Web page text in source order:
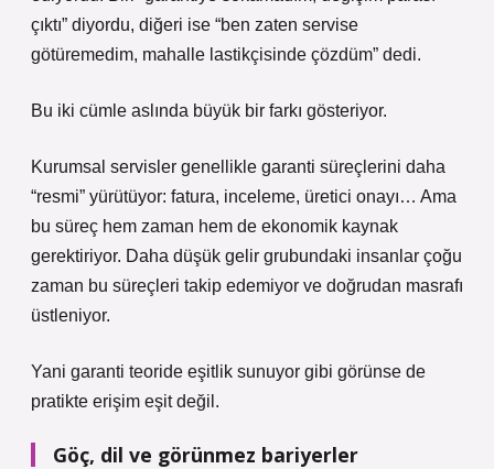
çıktı” diyordu, diğeri ise “ben zaten servise
götüremedim, mahalle lastikçisinde çözdüm” dedi.
Bu iki cümle aslında büyük bir farkı gösteriyor.
Kurumsal servisler genellikle garanti süreçlerini daha
“resmi” yürütüyor: fatura, inceleme, üretici onayı… Ama
bu süreç hem zaman hem de ekonomik kaynak
gerektiriyor. Daha düşük gelir grubundaki insanlar çoğu
zaman bu süreçleri takip edemiyor ve doğrudan masrafı
üstleniyor.
Yani garanti teoride eşitlik sunuyor gibi görünse de
pratikte erişim eşit değil.
Göç, dil ve görünmez bariyerler